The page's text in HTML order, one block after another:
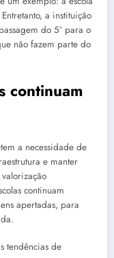
a instituição
do 5º para o
não fazem parte do
continuam
a necessidade de
e manter
continuam
apertadas, para
tendências de